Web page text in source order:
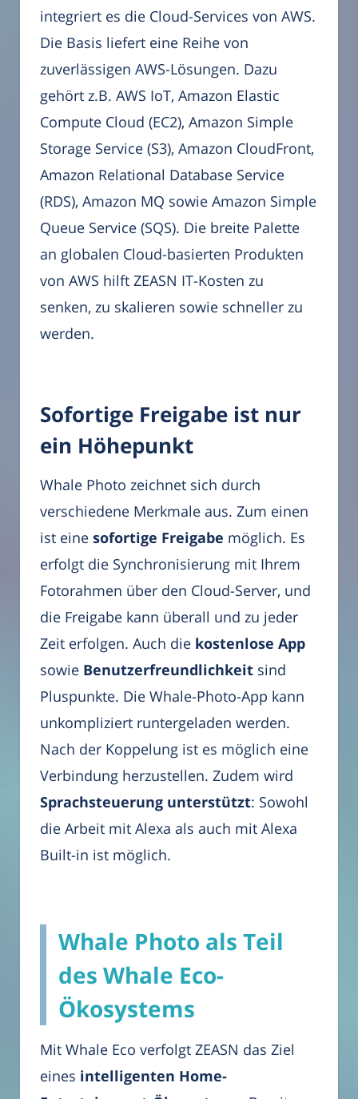
integriert es die Cloud-Services von AWS.
Die Basis liefert eine Reihe von
zuverlässigen AWS-Lösungen. Dazu
gehört z.B. AWS IoT, Amazon Elastic
Compute Cloud (EC2), Amazon Simple
Storage Service (S3), Amazon CloudFront,
Amazon Relational Database Service
(RDS), Amazon MQ sowie Amazon Simple
Queue Service (SQS). Die breite Palette
an globalen Cloud-basierten Produkten
von AWS hilft ZEASN IT-Kosten zu
senken, zu skalieren sowie schneller zu
werden.
Sofortige Freigabe ist nur
ein Höhepunkt
Whale Photo zeichnet sich durch
verschiedene Merkmale aus. Zum einen
ist eine sofortige Freigabe möglich. Es
erfolgt die Synchronisierung mit Ihrem
Fotorahmen über den Cloud-Server, und
die Freigabe kann überall und zu jeder
Zeit erfolgen. Auch die kostenlose App
sowie Benutzerfreundlichkeit sind
Pluspunkte. Die Whale-Photo-App kann
unkompliziert runtergeladen werden.
Nach der Koppelung ist es möglich eine
Verbindung herzustellen. Zudem wird
Sprachsteuerung unterstützt: Sowohl
die Arbeit mit Alexa als auch mit Alexa
Built-in ist möglich.
Whale Photo als Teil
des Whale Eco-
Ökosystems
Mit Whale Eco verfolgt ZEASN das Ziel
eines intelligenten Home-